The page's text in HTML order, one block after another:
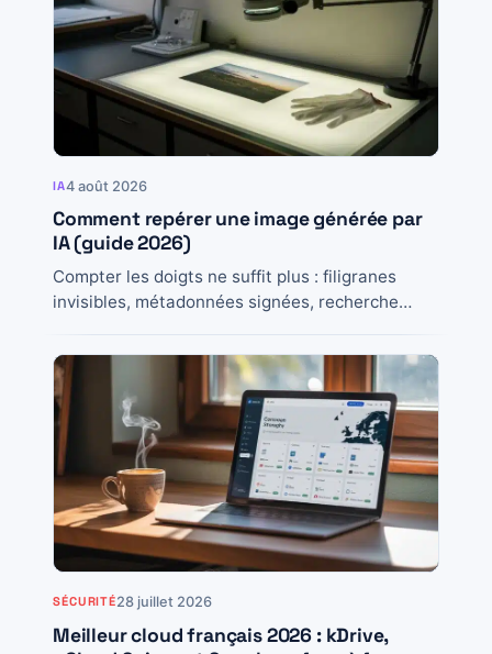
IA4 août 2026
Comment repérer une image générée par
IA (guide 2026)
Compter les doigts ne suffit plus : filigranes
invisibles, métadonnées signées, recherche
pour vérifier une...
SÉCURITÉ28 juillet 2026
Meilleur cloud français 2026 : kDrive,